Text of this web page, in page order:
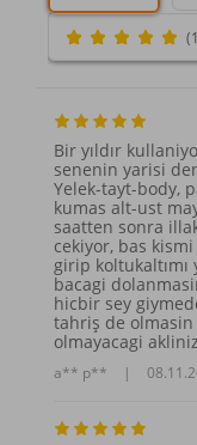
Bir yıldır
senenin yarisi
Yelek-tayt-body,
kumas alt-ust
saatten sonra
cekiyor, bas
girip
bacagi
hicbir sey
tahriş de olmasin
olmayacagi
a** p** |